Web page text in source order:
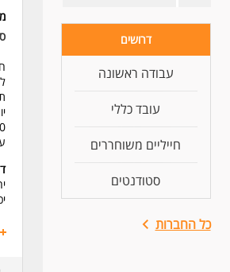
דרושים
עבודה ראשונה
עובד כללי
חייליים משוחררים
סטודנטים
כל החברות
יום
40